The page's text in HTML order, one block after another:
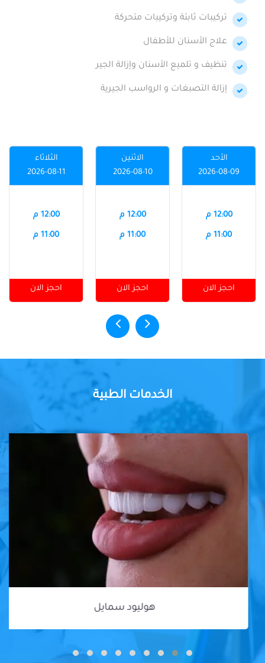
تركيبات ثابتة وتركيبات متحركة
علاج الأسنان للأطفال
تنظيف و تلميع الأسنان وإزالة الجير
إزالة التصبغات و الرواسب الجيرية
الأحد
2026-08-09
12:00 م
11:00 م
احجز الان
الاثنين
2026-08-10
12:00 م
11:00 م
احجز الان
الثلاثاء
2026-08-11
12:00 م
11:00 م
احجز الان
الخدمات الطبية
هوليود سمايل